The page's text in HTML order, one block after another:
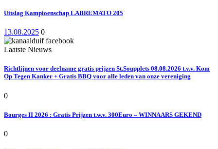
Uitslag Kampioenschap LABREMATO 205
13.08.2025 0
Laatste Nieuws
Richtlijnen voor deelname gratis prijzen St.Soupplets 08.08.2026 t.v.v. Kom
Op Tegen Kanker + Gratis BBQ voor alle leden van onze vereniging
0
Bourges II 2026 : Gratis Prijzen t.w.v. 300Euro – WINNAARS GEKEND
0